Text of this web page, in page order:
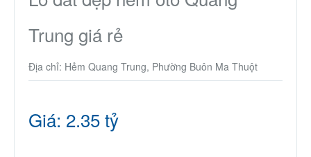
Thành Phố Cà Phê
Ecocity Premia
Trung giá rẻ
Địa chỉ: Hẻm Quang Trung, Phường Buôn Ma Thuột
Giá: 2.35 tỷ